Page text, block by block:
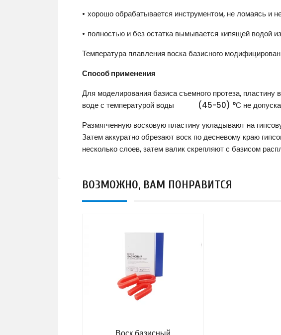
• хорошо обрабатывается инструментом, не ломаясь и
• полностью и без остатка вымывается кипящей водой
Температура плавления воска базисного
Способ применения
Для моделирования базиса съемного протеза, пластину
воде с температурой воды (45-50) °С не допуская
Размягченную восковую пластину укладывают на
Затем аккуратно обрезают воск по десневому краю
несколько слоев, затем валик скрепляют с базисом
ВОЗМОЖНО, ВАМ ПОНРАВИТСЯ